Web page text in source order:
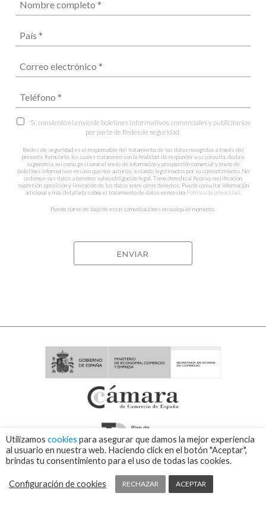
Sí, consiento el envío de boletines informativos, comerciales y publicitarios
por parte de Redes de seguridad.
Redes de seguridad es el responsable del tratamiento de los datos recogidos a través del
presente formulario, los cuales trataremos con la finalidad de responder a su consulta, duda o
sugerencia, así como gestionar el envío de información y prospección comercial y envío de
boletines informativos en caso que nos autorice, estando legitimados por su consentimiento. No
cedemos sus datos a terceros salvo obligación legal. Tiene derecho al Acceso, rectificación,
supresión, oposición y limitación de los datos entre otros derechos. Puede consultar información
adicional y más detallada sobre el tratamiento de datos en nuestra Política de privacidad.
Puede darse de baja de estas comunicaciones en cualquier momento.
Utilizamos cookies para asegurar que damos la mejor experiencia
al usuario en nuestra web. Haciendo click en el botón "Aceptar",
brindas tu consentimiento para el uso de todas las cookies.
Configuración de cookies RECHAZAR ACEPTAR